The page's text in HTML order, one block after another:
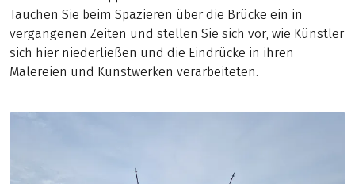
Tauchen Sie beim Spazieren über die Brücke ein in
vergangenen Zeiten und stellen Sie sich vor, wie Künstler
sich hier niederließen und die Eindrücke in ihren
Malereien und Kunstwerken verarbeiteten.